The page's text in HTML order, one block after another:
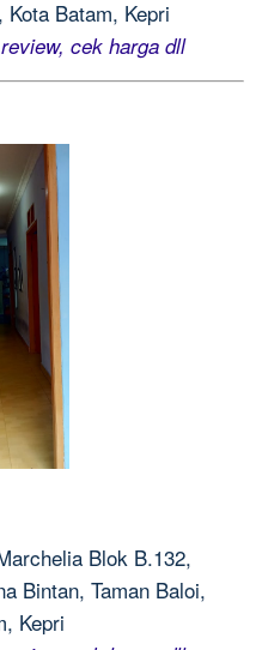
Batam, Kepri
cek harga dll
Blok B.132,
Bintan, Taman Baloi,
Kepri